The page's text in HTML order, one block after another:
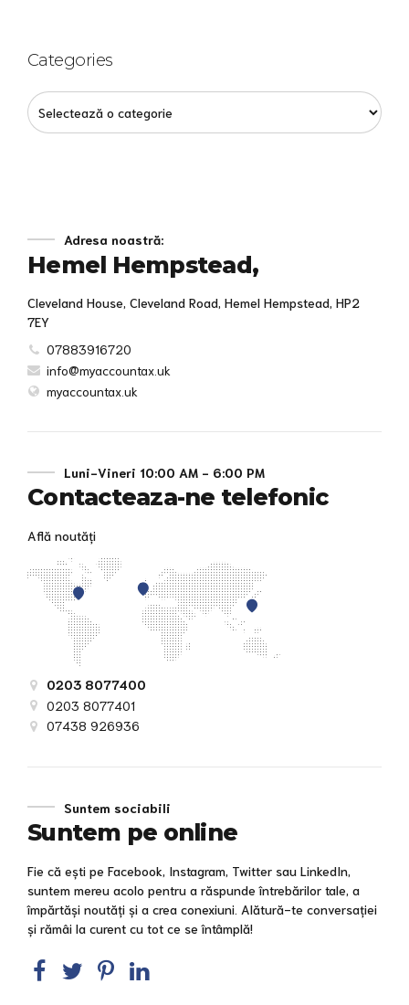
Categories
Adresa noastră:
Hemel Hempstead,
Cleveland House, Cleveland Road, Hemel Hempstead, HP2
7EY
07883916720
info@myaccountax.uk
myaccountax.uk
Luni-Vineri 10:00 AM - 6:00 PM
Contacteaza-ne telefonic
Află noutăți
0203 8077400
0203 8077401
07438 926936
Suntem sociabili
Suntem pe online
Fie că ești pe Facebook, Instagram, Twitter sau LinkedIn,
suntem mereu acolo pentru a răspunde întrebărilor tale, a
împărtăși noutăți și a crea conexiuni. Alătură-te conversației
și rămâi la curent cu tot ce se întâmplă!